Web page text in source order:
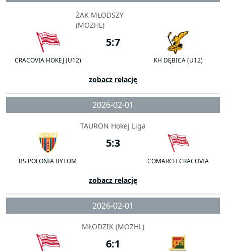
ŻAK MŁODSZY
(MOZHL)
CRACOVIA HOKEJ (U12)
5:7
KH DĘBICA (U12)
zobacz relację
2026-02-01
TAURON Hokej Liga
BS POLONIA BYTOM
5:3
COMARCH CRACOVIA
zobacz relację
2026-02-01
MŁODZIK (MOZHL)
6:1